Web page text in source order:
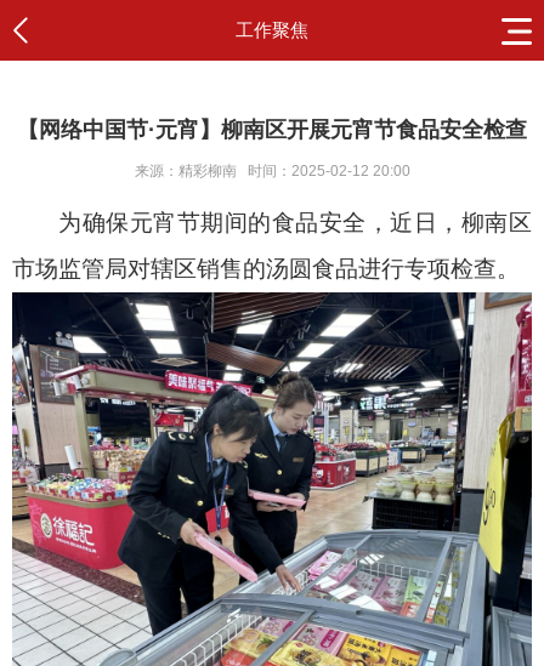
工作聚焦
【网络中国节·元宵】柳南区开展元宵节食品安全检查
来源：精彩柳南 时间：2025-02-12 20:00
为确保元宵节期间的食品安全，近日，柳南区
市场监管局对辖区销售的汤圆食品进行专项检查。